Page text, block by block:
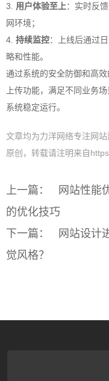
3. 用户体验至上：实时反
网环境；
4. 持续监控：上线后通过
略和性能。
通过系统的安全防御和高
上传功能，满足不同业务
系统稳定运行。
文章均为力洋网络专注网
原创，转载请注明来自
上一篇：
网站性能
的优化技巧
下一篇：
网站设计
觉风格？